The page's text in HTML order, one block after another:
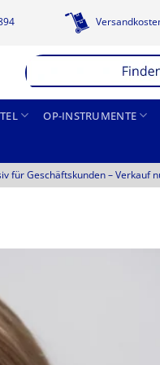
OP-INSTRUMENTE
für Geschäftskunden –Verkauf